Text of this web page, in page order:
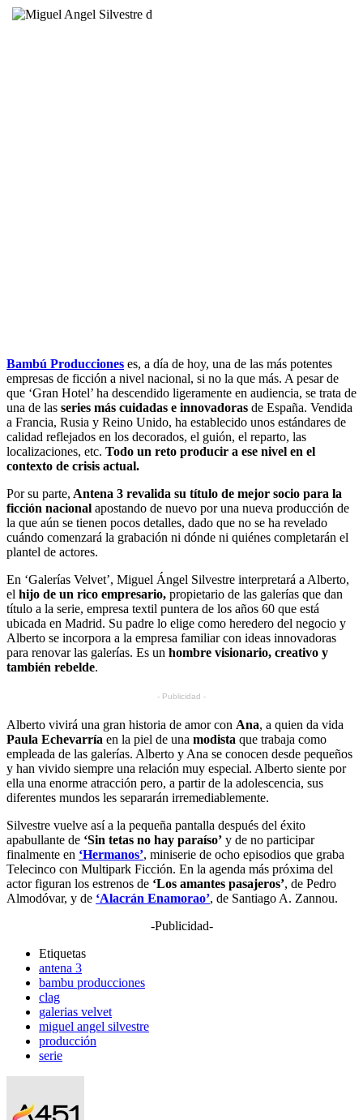
Bambú Producciones es, a día de hoy, una de las más potentes
empresas de ficción a nivel nacional, si no la que más. A pesar de
que ‘Gran Hotel’ ha descendido ligeramente en audiencia, se trata de
una de las series más cuidadas e innovadoras de España. Vendida
a Francia, Rusia y Reino Unido, ha establecido unos estándares de
calidad reflejados en los decorados, el guión, el reparto, las
localizaciones, etc. Todo un reto producir a ese nivel en el
contexto de crisis actual.
Por su parte, Antena 3 revalida su título de mejor socio para la
ficción nacional apostando de nuevo por una nueva producción de
la que aún se tienen pocos detalles, dado que no se ha revelado
cuándo comenzará la grabación ni dónde ni quiénes completarán el
plantel de actores.
En ‘Galerías Velvet’, Miguel Ángel Silvestre interpretará a Alberto,
el hijo de un rico empresario, propietario de las galerías que dan
título a la serie, empresa textil puntera de los años 60 que está
ubicada en Madrid. Su padre lo elige como heredero del negocio y
Alberto se incorpora a la empresa familiar con ideas innovadoras
para renovar las galerías. Es un hombre visionario, creativo y
también rebelde.
- Publicidad -
Alberto vivirá una gran historia de amor con Ana, a quien da vida
Paula Echevarría en la piel de una modista que trabaja como
empleada de las galerías. Alberto y Ana se conocen desde pequeños
y han vivido siempre una relación muy especial. Alberto siente por
ella una enorme atracción pero, a partir de la adolescencia, sus
diferentes mundos les separarán irremediablemente.
Silvestre vuelve así a la pequeña pantalla después del éxito
apabullante de ‘Sin tetas no hay paraíso’ y de no participar
finalmente en ‘Hermanos’, miniserie de ocho episodios que graba
Telecinco con Multipark Ficción. En la agenda más próxima del
actor figuran los estrenos de ‘Los amantes pasajeros’, de Pedro
Almodóvar, y de ‘Alacrán Enamorao’, de Santiago A. Zannou.
-Publicidad-
Etiquetas
antena 3
bambu producciones
clag
galerias velvet
miguel angel silvestre
producción
serie